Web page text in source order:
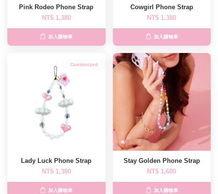
Pink Rodeo Phone Strap
NT$ 1,380
加入購物車
Cowgirl Phone Strap
NT$ 1,380
加入購物車
Customized
Lady Luck Phone Strap
NT$ 1,380
加入購物車
Stay Golden Phone Strap
NT$ 1,680
加入購物車